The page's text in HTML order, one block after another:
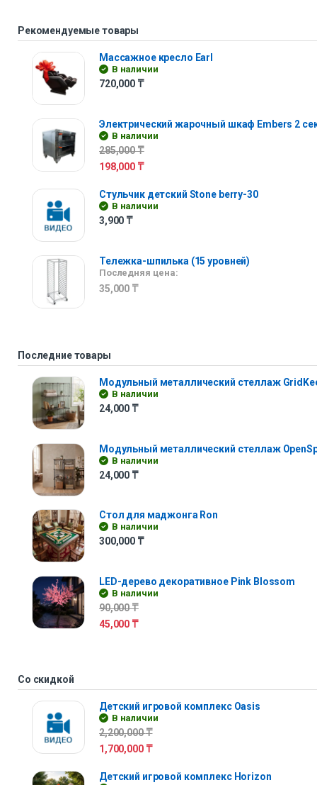
Рекомендуемые товары
Массажное кресло Earl
В наличии
720,000 ₸
Электрический жарочный шкаф Embers 2
В наличии
285,000₸
198,000 ₸
Стульчик детский Stone berry-30
В наличии
3,900 ₸
Тележка-шпилька (15 уровней)
Последняя цена:
35,000 ₸
Последние товары
Модульный металлический стеллаж
В наличии
24,000 ₸
Модульный металлический стеллаж
В наличии
24,000 ₸
Стол для маджонга Ron
В наличии
300,000 ₸
LED-дерево декоративное Pink Blossom
В наличии
90,000₸
45,000 ₸
Со скидкой
Детский игровой комплекс Oasis
В наличии
2,200,000₸
1,700,000 ₸
Детский игровой комплекс Horizon